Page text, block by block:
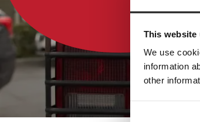
This website
We use
information
other